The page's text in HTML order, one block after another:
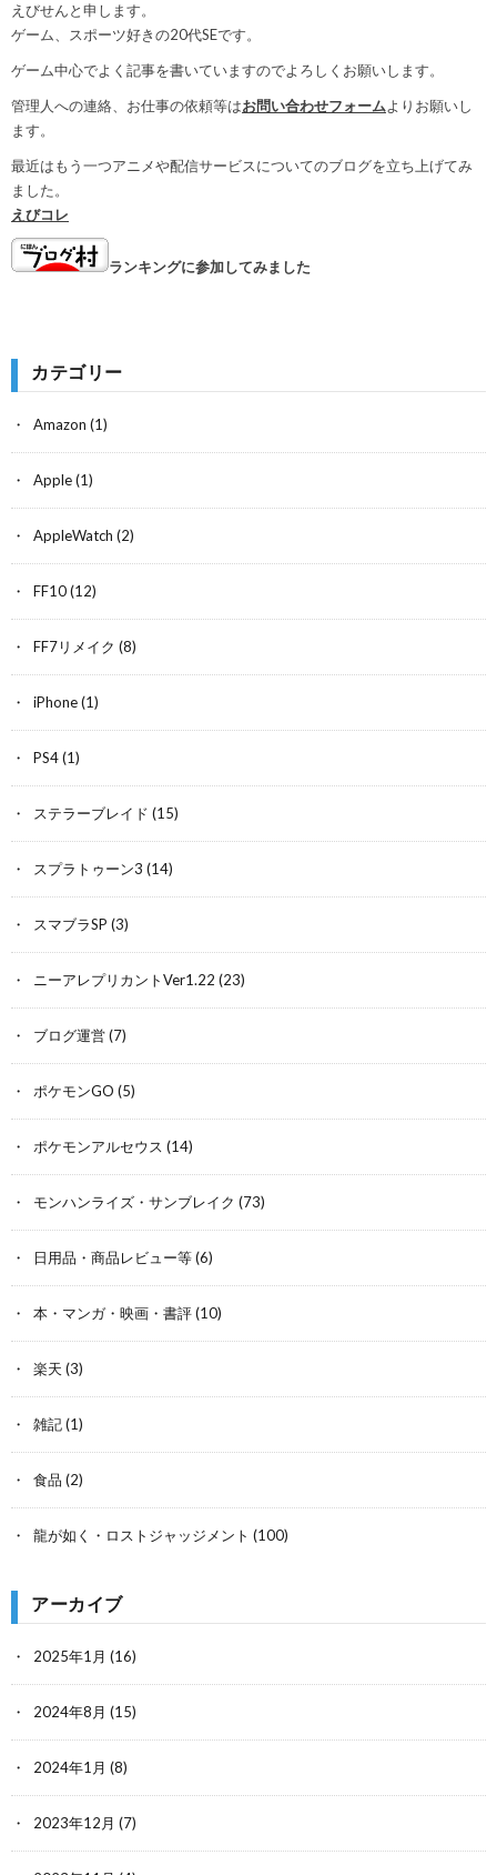
えびせんと申します。
ゲーム、スポーツ好きの20代SEです。
ゲーム中心でよく記事を書いていますのでよろしくお願いします。
管理人への連絡、お仕事の依頼等はお問い合わせフォームよりお願いし
ます。
最近はもう一つアニメや配信サービスについてのブログを立ち上げてみ
ました。
えびコレ
ランキングに参加してみました
カテゴリー
Amazon (1)
Apple(1)
AppleWatch (2)
FF10(12)
FF7リメイク (8)
iPhone(1)
PS4(1)
ステラーブレイド (15)
スプラトゥーン3 (14)
スマブラSP (3)
ニーアレプリカントVer1.22 (23)
ブログ運営(7)
ポケモンGO (5)
ポケモンアルセウス (14)
モンハンライズ・サンブレイク (73)
日用品・商品レビュー等(6)
本・マンガ・映画・書評(10)
楽天 (3)
雑記(1)
食品 (2)
龍が如く・ロストジャッジメント (100)
アーカイブ
2025年1月 (16)
2024年8月 (15)
2024年1月 (8)
2023年12月 (7)